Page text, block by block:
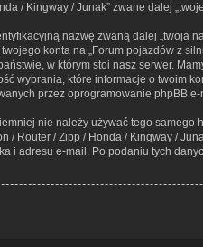
/ Kingway / Junak” zwane dalej
nazwę zwaną dalej „twoja
konta na „Forum pojazdów z
w którym stoi nasz serwer.
wybrania, które informacje o twoim
przez oprogramowanie phpBB
nie należy używać tego
/ Router / Zipp / Honda / Kingway /
i adresu e-mail. Po podaniu tych